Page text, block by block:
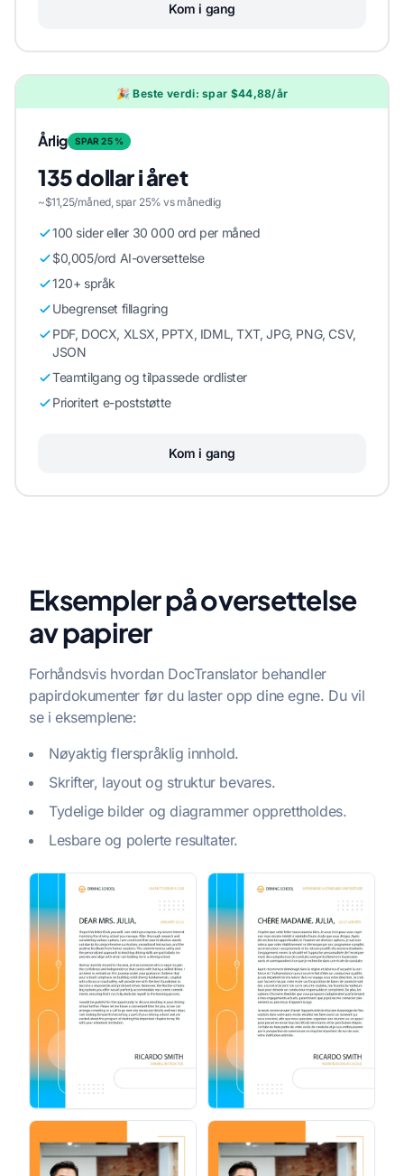
Kom i gang
🎉 Beste verdi: spar $44,88/år
Årlig SPAR 25 %
135 dollar i året
~$11,25/måned, spar 25% vs månedlig
100 sider eller 30 000 ord per måned
$0,005/ord AI-oversettelse
120+ språk
Ubegrenset fillagring
PDF, DOCX, XLSX, PPTX, IDML, TXT, JPG, PNG, CSV,
JSON
Teamtilgang og tilpassede ordlister
Prioritert e-poststøtte
Kom i gang
Eksempler på oversettelse
av papirer
Forhåndsvis hvordan DocTranslator behandler
papirdokumenter før du laster opp dine egne. Du vil
se i eksemplene:
Nøyaktig flerspråklig innhold.
Skrifter, layout og struktur bevares.
Tydelige bilder og diagrammer opprettholdes.
Lesbare og polerte resultater.